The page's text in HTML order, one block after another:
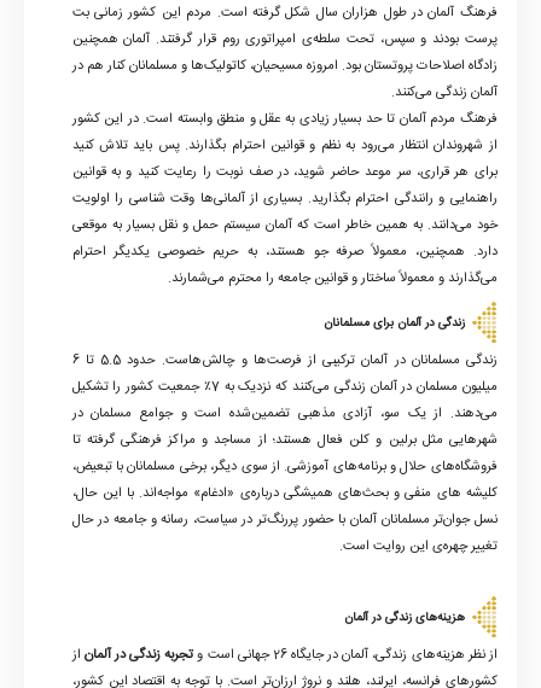
فرهنگ آلمان در طول هزاران سال شکل گرفته است. مردم این کشور زمانی بت
پرست بودند و سپس، تحت سلطه‌ی امپراتوری روم قرار گرفتند. آلمان همچنین
زادگاه اصلاحات پروتستان بود. امروزه مسیحیان، کاتولیک‌ها و مسلمانان کنار هم در
آلمان زندگی می‌کنند.
فرهنگ مردم آلمان تا حد بسیار زیادی به عقل و منطق وابسته است. در این کشور
از شهروندان انتظار می‌رود به نظم و قوانین احترام بگذارند. پس باید تلاش کنید
برای هر قراری، سر موعد حاضر شوید، در صف نوبت را رعایت کنید و به قوانین
راهنمایی و رانندگی احترام بگذارید. بسیاری از آلمانی‌ها وقت شناسی را اولویت
خود می‌دانند. به همین خاطر است که آلمان سیستم حمل و نقل بسیار به موقعی
دارد. همچنین، معمولاً صرفه جو هستند، به حریم خصوصی یکدیگر احترام
می‌گذارند و معمولاً ساختار و قوانین جامعه را محترم می‌شمارند.
زندگی در آلمان برای مسلمانان
زندگی مسلمانان در آلمان ترکیبی از فرصت‌ها و چالش‌هاست. حدود 5.5 تا 6
میلیون مسلمان در آلمان زندگی می‌کنند که نزدیک به 7٪ جمعیت کشور را تشکیل
می‌دهند. از یک سو، آزادی مذهبی تضمین‌شده‌ است و جوامع مسلمان در
شهرهایی مثل برلین و کلن فعال هستند؛ از مساجد و مراکز فرهنگی گرفته تا
فروشگاه‌های حلال و برنامه‌های آموزشی. از سوی دیگر، برخی مسلمانان با تبعیض،
کلیشه‌ های منفی و بحث‌های همیشگی درباره‌ی «ادغام» مواجه‌اند. با این حال،
نسل جوان‌تر مسلمانان آلمان با حضور پررنگ‌تر در سیاست، رسانه و جامعه در حال
تغییر چهره‌ی این روایت است.
هزینه‌های زندگی در آلمان
از نظر هزینه‌های زندگی، آلمان در جایگاه 26 جهانی است و تجربه زندگی در آلمان از
کشورهای فرانسه، ایرلند، هلند و نروژ ارزان‌تر است. با توجه به اقتصاد این کشور،